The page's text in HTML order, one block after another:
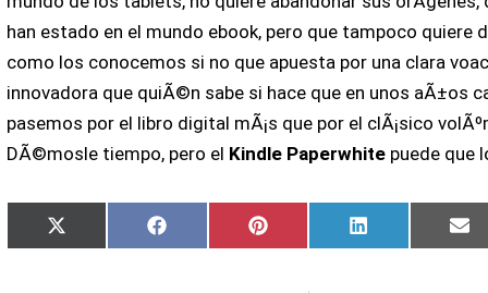
han estado en el mundo ebook, pero que tampoco quiere
como los conocemos si no que apuesta por una clara
innovadora que quiÃ©n sabe si hace que en unos aÃ±os
pasemos por el libro digital mÃ¡s que por el clÃ¡sico
DÃ©mosle tiempo, pero el Kindle Paperwhitepuede que
Compartir
en
X
(Twitter)
Compartir
en
Facebook
Compartir
en
Pinterest
Compartir
en
LinkedIn
en